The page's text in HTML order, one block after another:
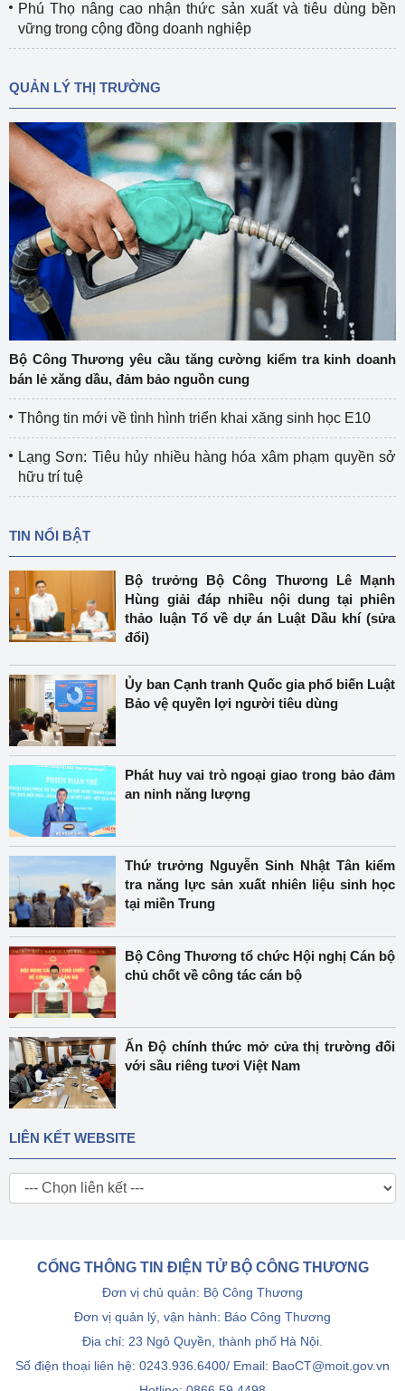
Phú Thọ nâng cao nhận thức sản xuất và tiêu dùng bền
vững trong cộng đồng doanh nghiệp
QUẢN LÝ THỊ TRƯỜNG
Bộ Công Thương yêu cầu tăng cường kiểm tra kinh doanh
bán lẻ xăng dầu, đảm bảo nguồn cung
Thông tin mới về tình hình triển khai xăng sinh học E10
Lạng Sơn: Tiêu hủy nhiều hàng hóa xâm phạm quyền sở
hữu trí tuệ
TIN NỔI BẬT
Bộ trưởng Bộ Công Thương Lê Mạnh
Hùng giải đáp nhiều nội dung tại phiên
thảo luận Tổ về dự án Luật Dầu khí (sửa
đổi)
Ủy ban Cạnh tranh Quốc gia phổ biến Luật
Bảo vệ quyền lợi người tiêu dùng
Phát huy vai trò ngoại giao trong bảo đảm
an ninh năng lượng
Thứ trưởng Nguyễn Sinh Nhật Tân kiểm
tra năng lực sản xuất nhiên liệu sinh học
tại miền Trung
Bộ Công Thương tổ chức Hội nghị Cán bộ
chủ chốt về công tác cán bộ
Ấn Độ chính thức mở cửa thị trường đối
với sầu riêng tươi Việt Nam
LIÊN KẾT WEBSITE
CỔNG THÔNG TIN ĐIỆN TỬ BỘ CÔNG THƯƠNG
Đơn vị chủ quản: Bộ Công Thương
Đơn vị quản lý, vận hành: Báo Công Thương
Địa chỉ: 23 Ngô Quyền, thành phố Hà Nội.
Số điện thoại liên hệ: 0243.936.6400/ Email: BaoCT@moit.gov.vn